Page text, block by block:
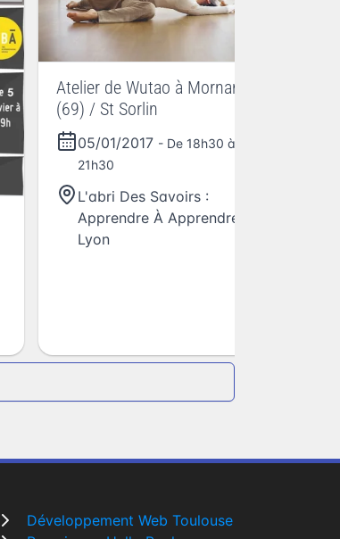
Atelier de Wutao à Mornant
(69) / St Sorlin
05/01/2017 - De 18h30 à
21h30
L'abri Des Savoirs :
Apprendre À Apprendre
Lyon
Développement Web Toulouse